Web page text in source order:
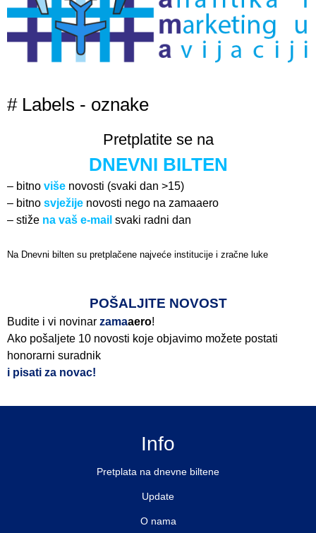
# Labels - oznake
Pretplatite se na
DNEVNI BILTEN
– bitno više novosti (svaki dan >15)
– bitno svježije novosti nego na zamaaero
– stiže na vaš e-mail svaki radni dan
Na Dnevni bilten su pretplačene najveće institucije i zračne luke
POŠALJITE NOVOST
Budite i vi novinar zamaaero!
Ako pošaljete 10 novosti koje objavimo možete postati
honorarni suradnik
i pisati za novac!
Info
Pretplata na dnevne biltene
Update
O nama